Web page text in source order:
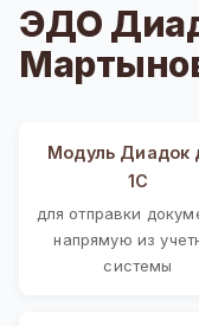
ЭДО
Модуль Диадок
1С
для отправки
напрямую из
системы